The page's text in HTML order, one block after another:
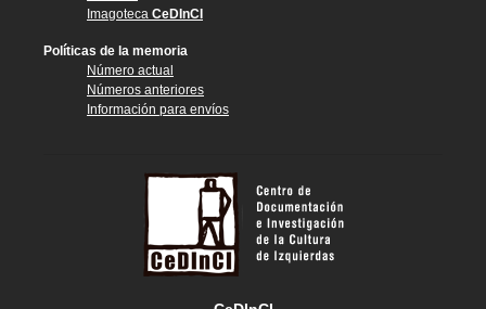
Imagoteca CeDInCI
Políticas de la memoria
Número actual
Números anteriores
Información para envíos